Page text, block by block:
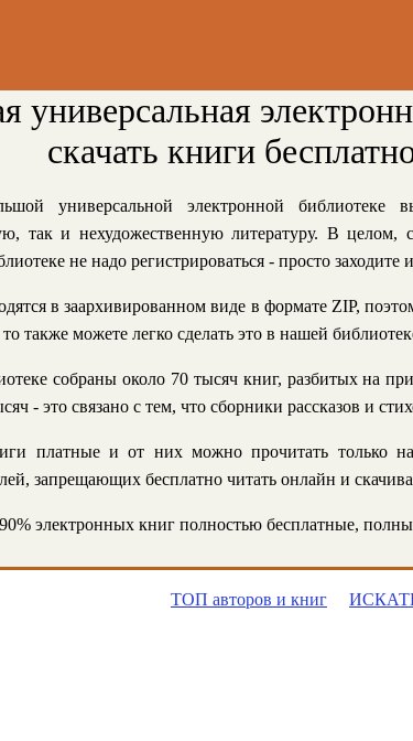
универсальная
скачать книги
универсальной электронной библиотеке
так и нехудожественную литературу. В
не надо регистрироваться - просто заходите
в заархивированном виде в формате ZIP,
также можете легко сделать это в нашей
собраны около 70 тысяч книг, разбитых на
- это связано с тем, что сборники рассказов и
платные и от них можно прочитать только
запрещающих бесплатно читать онлайн и
электронных книг полностью бесплатные,
ТОП авторов и книг